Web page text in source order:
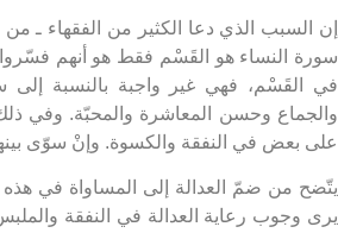
سورة النساء هو القَسْم فقط هو أنهم فسّروا
في القَسْم، فهي غير واجبة بالنسبة إلى
والجماع وحسن المعاشرة والمحبّة. وفي
على بعض في النفقة والكسوة. وإنْ سوّى
يتّضح من ضمّ العدالة إلى المساواة في هذه
يرى وجوب رعاية العدالة في النفقة